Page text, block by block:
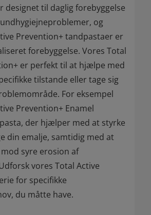
designet til daglig forebyggelse
og
Prevention+ tandpastaer er
forebyggelse. Vores Total
er perfekt til at hjælpe med
tilstande eller tage sig
For eksempel
Prevention+ Enamel
der hjælper med at styrke
din emalje, samtidig med at
syre erosion af
vores Total Active
for specifikke
du måtte have.